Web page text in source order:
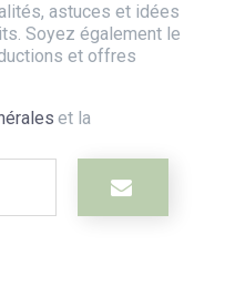
astuces et idées
Soyez également le
et offres
et la